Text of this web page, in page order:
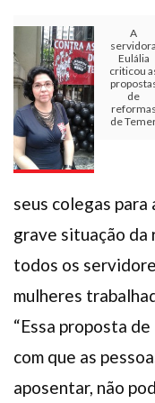
A
servidora
Eulália
criticou
de
reformas
de
seus colegas para
grave situação
todos os
mulheres
“Essa proposta
com que as
aposentar, não